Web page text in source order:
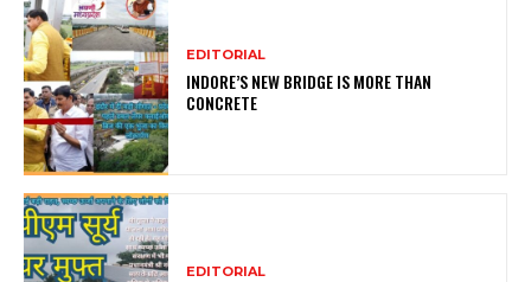
EDITORIAL
INDORE’S NEW BRIDGE IS MORE THAN
CONCRETE
EDITORIAL